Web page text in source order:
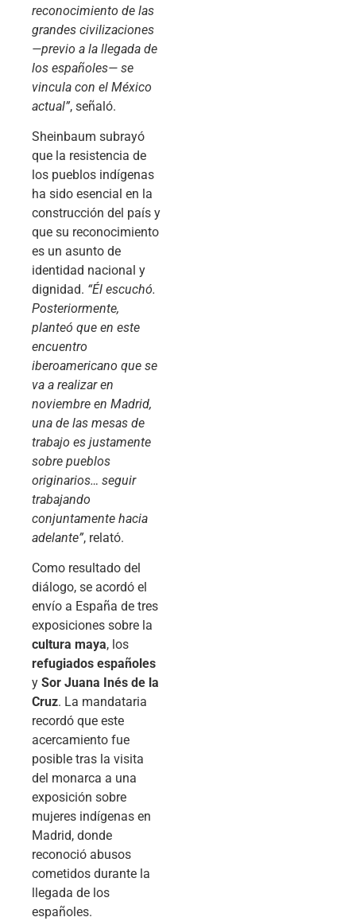
reconocimiento de las
grandes civilizaciones
—previo a la llegada de
los españoles— se
vincula con el México
actual”, señaló.
Sheinbaum subrayó
que la resistencia de
los pueblos indígenas
ha sido esencial en la
construcción del país y
que su reconocimiento
es un asunto de
identidad nacional y
dignidad. “Él escuchó.
Posteriormente,
planteó que en este
encuentro
iberoamericano que se
va a realizar en
noviembre en Madrid,
una de las mesas de
trabajo es justamente
sobre pueblos
originarios… seguir
trabajando
conjuntamente hacia
adelante”, relató.
Como resultado del
diálogo, se acordó el
envío a España de tres
exposiciones sobre la
cultura maya, los
refugiados españoles
y Sor Juana Inés de la
Cruz. La mandataria
recordó que este
acercamiento fue
posible tras la visita
del monarca a una
exposición sobre
mujeres indígenas en
Madrid, donde
reconoció abusos
cometidos durante la
llegada de los
españoles.